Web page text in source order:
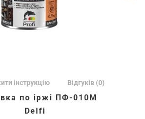
інструкцію Відгуків (0)
по іржі ПФ-010М
Delfi